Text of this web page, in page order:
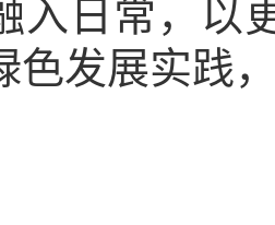
入日常，以
色发展实践